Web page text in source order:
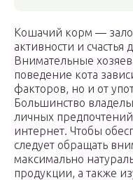
Кошачий корм —
активности и
Внимательные
поведение кота
факторов, но и от
Большинство
личных
интернет. Чтобы
следует обращать
максимально
продукции, а также